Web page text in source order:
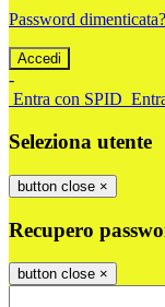
Password dimenticata?
-
Entra con SPID
Seleziona utente
button close ×
Recupero
button close ×